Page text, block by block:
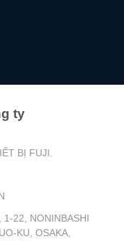
ty
BỊ FUJI.
1-22, NONINBASHI
KU, OSAKA,